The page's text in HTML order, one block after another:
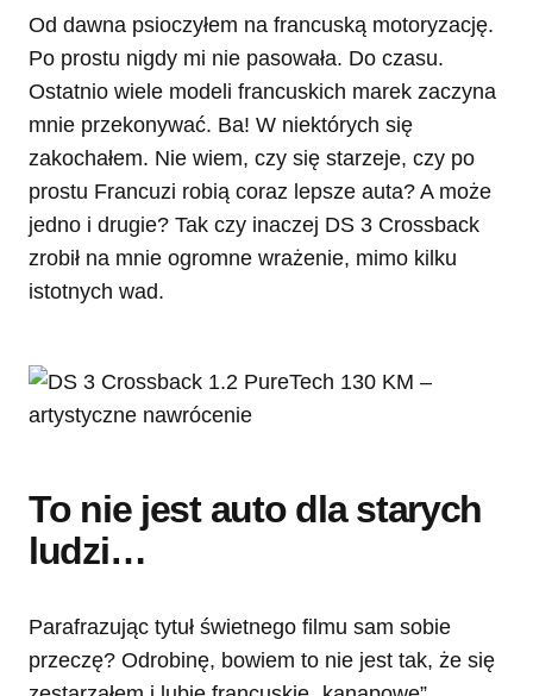
Od dawna psioczyłem na francuską motoryzację.
Po prostu nigdy mi nie pasowała. Do czasu.
Ostatnio wiele modeli francuskich marek zaczyna
mnie przekonywać. Ba! W niektórych się
zakochałem. Nie wiem, czy się starzeje, czy po
prostu Francuzi robią coraz lepsze auta? A może
jedno i drugie? Tak czy inaczej DS 3 Crossback
zrobił na mnie ogromne wrażenie, mimo kilku
istotnych wad.
To nie jest auto dla starych
ludzi…
Parafrazując tytuł świetnego filmu sam sobie
przeczę? Odrobinę, bowiem to nie jest tak, że się